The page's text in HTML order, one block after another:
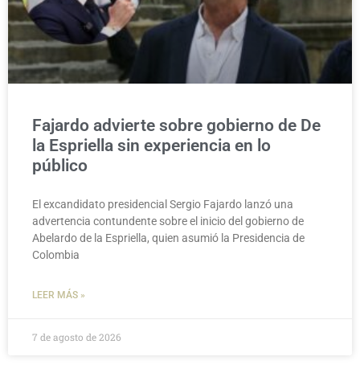
Fajardo advierte sobre gobierno de De
la Espriella sin experiencia en lo
público
El excandidato presidencial Sergio Fajardo lanzó una
advertencia contundente sobre el inicio del gobierno de
Abelardo de la Espriella, quien asumió la Presidencia de
Colombia
LEER MÁS »
7 de agosto de 2026